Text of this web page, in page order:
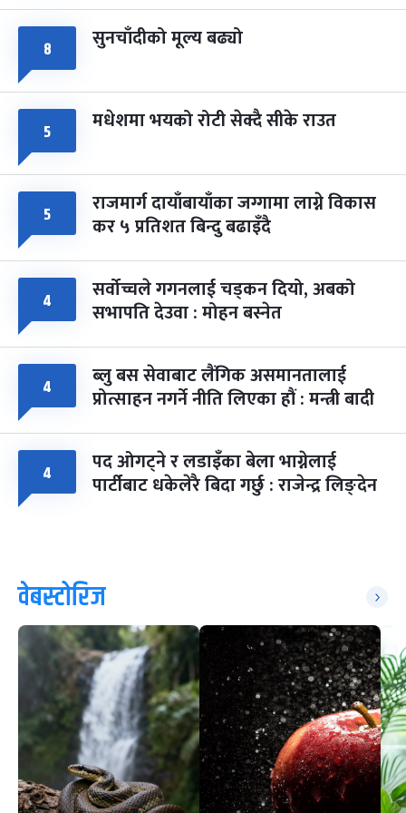
८ सुनचाँदीको मूल्य बढ्यो
५ मधेशमा भयको रोटी सेक्दै सीके राउत
५ राजमार्ग दायाँबायाँका जग्गामा लाग्ने विकास
कर ५ प्रतिशत बिन्दु बढाइँदै
४ सर्वोच्चले गगनलाई चड्कन दियो, अबको
सभापति देउवा : मोहन बस्नेत
४ ब्लु बस सेवाबाट लैंगिक असमानतालाई
प्रोत्साहन नगर्ने नीति लिएका हौं : मन्त्री बादी
४ पद ओगट्ने र लडाइँका बेला भाग्नेलाई
पार्टीबाट धकेलेरै बिदा गर्छु : राजेन्द्र लिङ्देन
वेबस्टोरिज